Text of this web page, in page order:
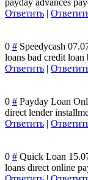
payday advances
Ответить |
0 # Speedycash
loans bad credit loan
Ответить |
0 # Payday Loan
direct lender
Ответить |
0 # Quick Loan
loans direct online